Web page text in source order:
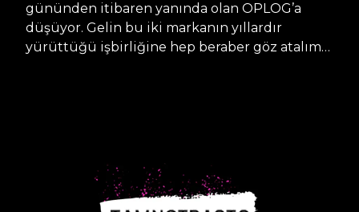
gününden itibaren yanında olan OPLOG’a
düşüyor. Gelin bu iki markanın yıllardır
yürüttüğü işbirliğine hep beraber göz atalım…